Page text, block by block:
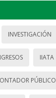
INVESTIGACIÓN
IIATA
PÚBLICO